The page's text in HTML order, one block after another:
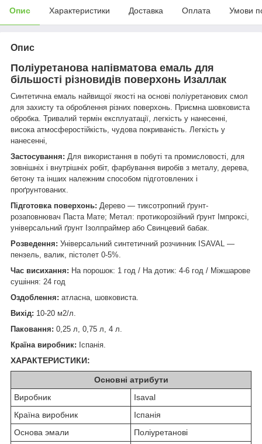
Опис Характеристики Доставка Оплата Умови
Опис
Поліуретанова напівматова емаль для
більшості різновидів поверхонь Изаллак
Синтетична емаль найвищої якості на основі поліуретанових смол
для захисту та оброблення різних поверхонь. Приємна шовковиста
обробка. Тривалий термін експлуатації, легкість у нанесенні,
висока атмосферостійкість, чудова покриваність. Легкість у
нанесенні,
Застосування: Для використання в побуті та промисловості, для
зовнішніх і внутрішніх робіт, фарбування виробів з металу, дерева,
бетону та інших належним способом підготовлених і
проґрунтованих.
Підготовка поверхонь: Дерево — тиксотропний ґрунт-
розаповнювач Паста Мате; Метал: протикорозійний ґрунт Імпроксі,
універсальний ґрунт Ізолпраймер або Свинцевий бабак.
Розведення: Універсальний синтетичний розчинник ISAVAL —
пензель, валик, пістолет 0-5%.
Час висихання: На порошок: 1 год / На дотик: 4-6 год / Міжшарове
сушіння: 24 год
Оздоблення: атласна, шовковиста.
Вихід: 10-20 м2/л.
Паковання: 0,25 л, 0,75 л, 4 л.
Країна виробник: Іспанія.
ХАРАКТЕРИСТИКИ:
Основні атрибути
Виробник
Isaval
Країна виробник
Іспанія
Основа эмали
Поліуретанові